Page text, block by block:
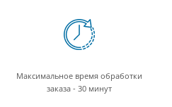
Максимальное время обработки
заказа - 30 минут